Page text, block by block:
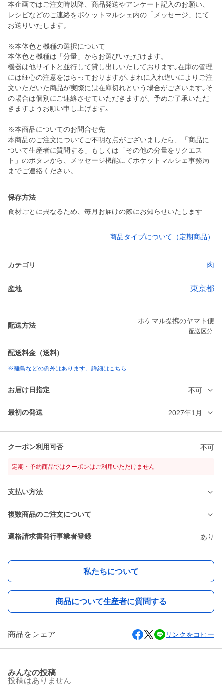
本企画ではご注文時以降、商品発送やアンケート記入のお願い、
レシピなどのご連絡をポケットマルシェ内の「メッセージ」にて
お送りいたします。
※本体色と機種の選択について
本体色と機種は「分量」からお選びいただけます。
機器は他サイトと並行して貸し出しいたしております｡在庫の管理
には細心の注意をはらっておりますが､まれに入れ違いによりご注
文いただいた商品が実際には在庫切れという場合がございます｡そ
の場合は個別にご連絡させていただきますが、予めご了承いただ
きますようお願い申し上げます｡
※本商品についてのお問合せ先
本商品のご注文についてご不明な点がございましたら、「商品に
ついて生産者に質問する」もしくは「その他の分量をリクエス
ト」のボタンから、メッセージ機能にてポケットマルシェ事務局
までご連絡ください。
保存方法
食材ごとに異なるため、毎月お届けの際にお知らせいたします
商品タイプについて（定期商品）
カテゴリ 肉
産地 東京都
配送方法
ポケマル提携のヤマト便
配送区分:
配送料金（送料）
※離島などの例外はあります。詳細はこちら
お届け日指定 不可
最初の発送 2027年1月
クーポン利用可否 不可
定期・予約商品ではクーポンはご利用いただけません
支払い方法
複数商品のご注文について
適格請求書発行事業者登録 あり
私たちについて
商品について生産者に質問する
商品をシェア リンクをコピー
みんなの投稿
投稿はありません